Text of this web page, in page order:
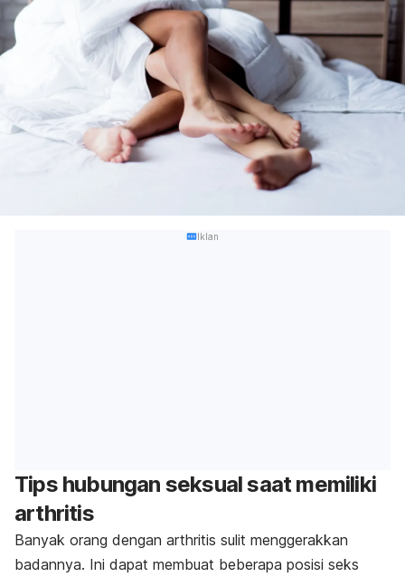
Iklan
Tips hubungan seksual saat memiliki
arthritis
Banyak orang dengan arthritis sulit menggerakkan
badannya. Ini dapat membuat beberapa posisi seks